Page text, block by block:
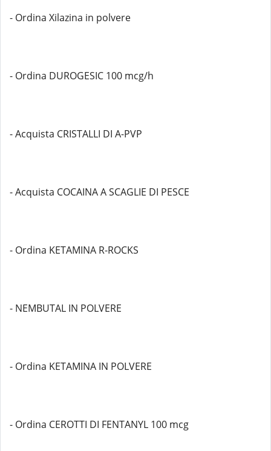
- Ordina Xilazina in polvere
- Ordina DUROGESIC 100 mcg/h
- Acquista CRISTALLI DI A-PVP
- Acquista COCAINA A SCAGLIE DI PESCE
- Ordina KETAMINA R-ROCKS
- NEMBUTAL IN POLVERE
- Ordina KETAMINA IN POLVERE
- Ordina CEROTTI DI FENTANYL 100 mcg